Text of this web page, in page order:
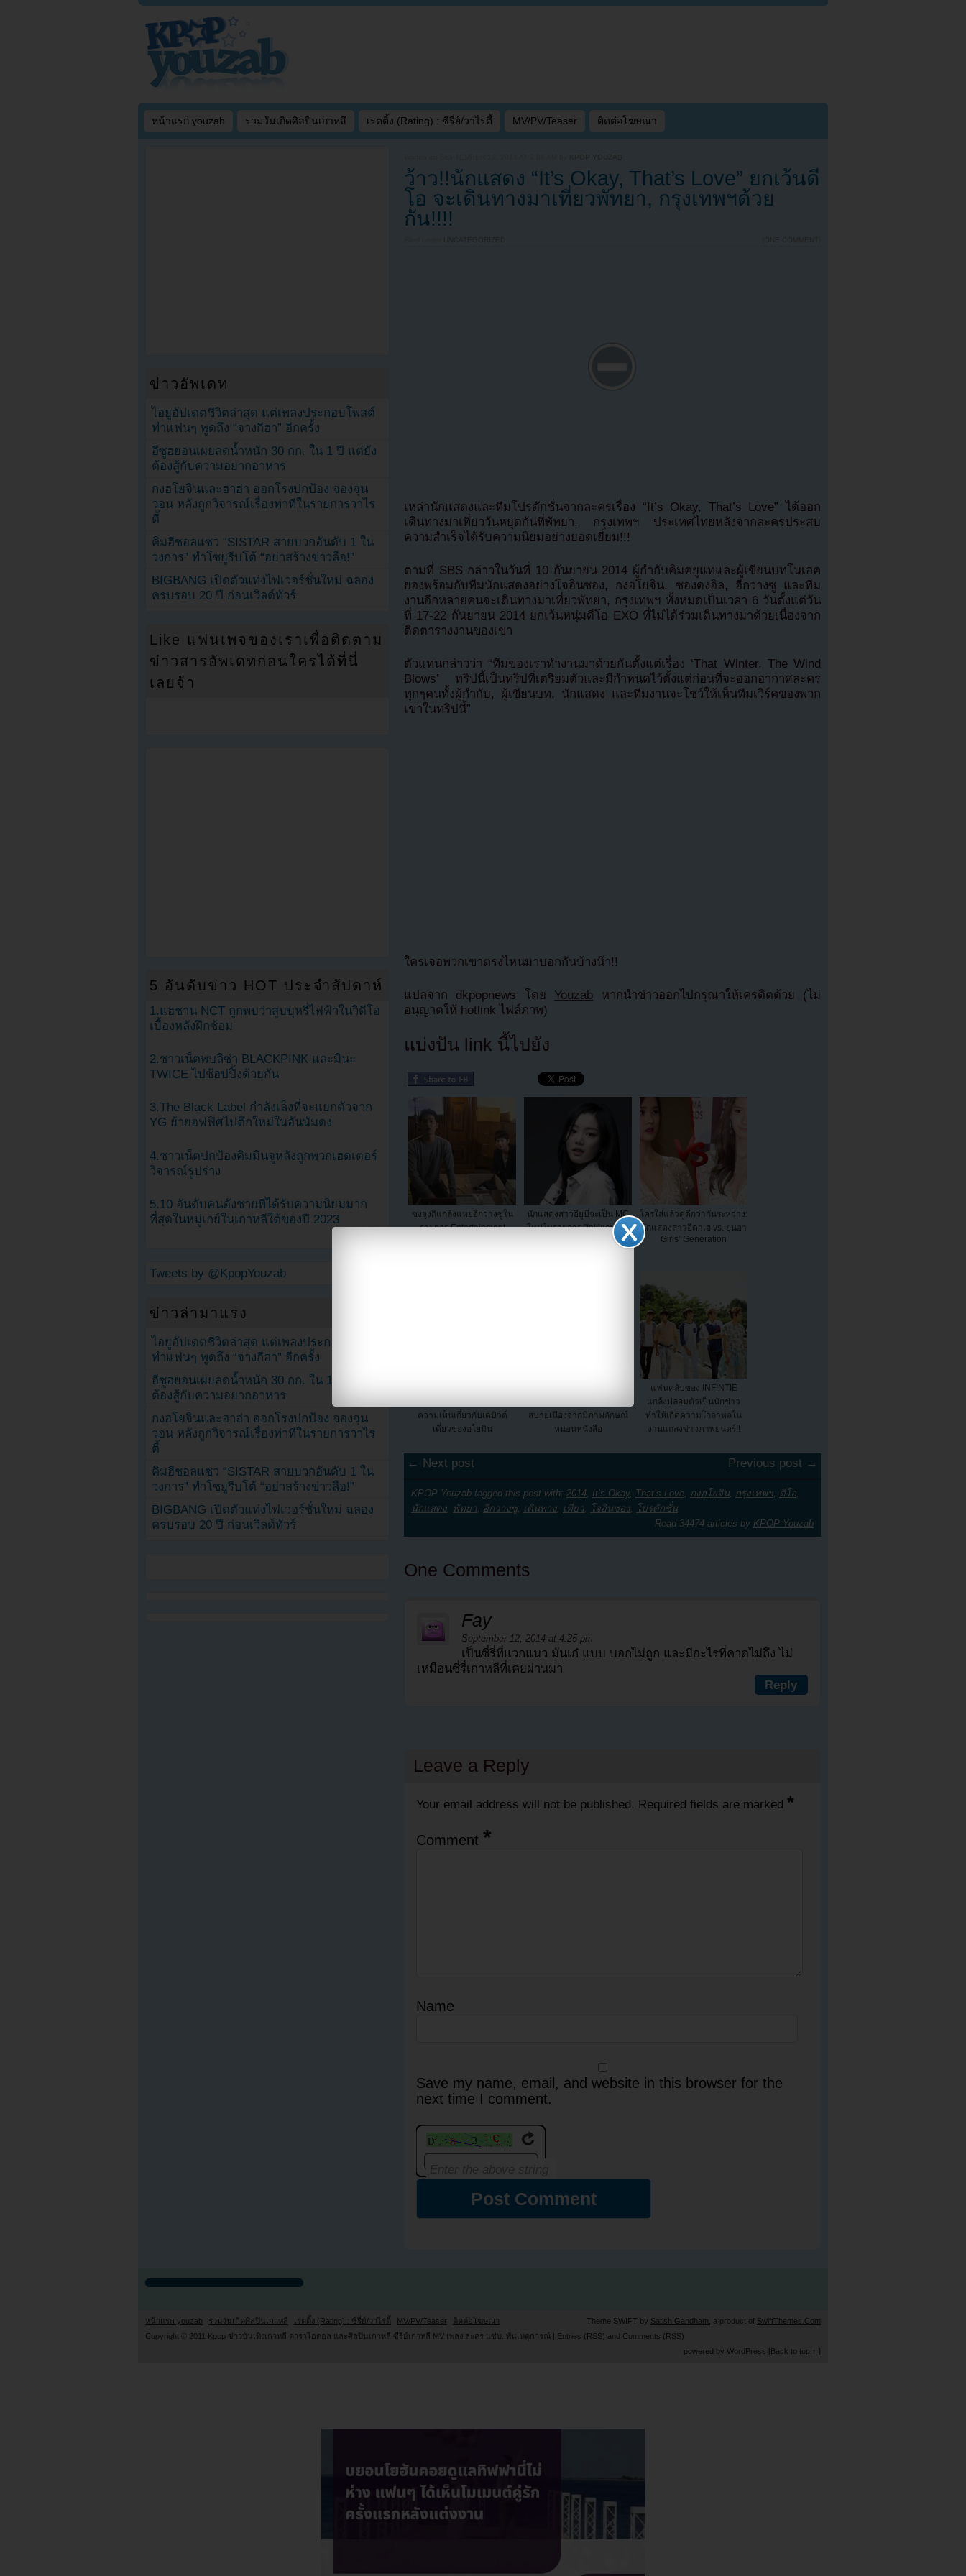
หน้าแรก youzab รวมวันเกิดศิลปินเกาหลี เรตติ้ง (Rating) : ซีรี่ย์/วาไรตี้ MV/PV/Teaser ติดต่อโฆษณา
KPOP YOUZAB
ว้าว!!นักแสดง “It’s Okay, That’s Love” ยกเว้นดี
โอ จะเดินทางมาเที่ยวพัทยา, กรุงเทพฯด้วย
กัน!!!!
UNCATEGORIZED ONE COMMENT
เหล่านักแสดงและทีมโปรดักชั่นจากละครเรื่อง “It’s Okay, That’s Love” ได้ออก
เดินทางมาเที่ยววันหยุดกันที่พัทยา, กรุงเทพฯ ประเทศไทยหลังจากละครประสบ
ความสำเร็จได้รับความนิยมอย่างยอดเยี่ยม!!!
ตามที่ SBS กล่าวในวันที่ 10 กันยายน 2014 ผู้กำกับคิมคยูแทและผู้เขียนบทโนเฮค
ยองพร้อมกับทีมนักแสดงอย่างโจอินซอง, กงฮโยจิน, ซองดงอิล, อีกวางซู และทีม
งานอีกหลายคนจะเดินทางมาเที่ยวพัทยา, กรุงเทพฯ ทั้งหมดเป็นเวลา 6 วันตั้งแต่วัน
ที่ 17-22 กันยายน 2014 ยกเว้นหนุ่มดีโอ EXO ที่ไม่ได้ร่วมเดินทางมาด้วยเนื่องจาก
ติดตารางงานของเขา
ตัวแทนกล่าวว่า “ทีมของเราทำงานมาด้วยกันตั้งแต่เรื่อง ‘That Winter, The Wind
Blows’ ทริปนี้เป็นทริปที่เตรียมตัวและมีกำหนดไว้ตั้งแต่ก่อนที่จะออกอากาศละคร
ทุกๆคนทั้งผู้กำกับ, ผู้เขียนบท, นักแสดง และทีมงานจะโชว์ให้เห็นทีมเวิร์คของพวก
เขาในทริปนี้”
ใครเจอพวกเขาตรงไหนมาบอกกันบ้างน๊า!!
แปลจาก dkpopnews โดย Youzab หากนำข่าวออกไปกรุณาให้เครดิตด้วย (ไม่
อนุญาตให้ hotlink ไฟล์ภาพ)
แบ่งปัน link นี้ไปยัง
ซงจุงกิแกล้งแหย่อีกวางซูใน
รายการ Entertainment
นักแสดงสาวอียูบีจะเป็น MC
ใหม่ในรายการ "Inkigayo" +
อีฮยอนอูและมินอาออกแล้ว
ใครใส่แล้วดูดีกว่ากันระหว่าง:
นักแสดงสาวอีดาเฮ vs. ยุนอา
Girls’ Generation
ความเห็นเกี่ยวกับเดบิวต์
เดี่ยวของฮโยมิน
สบายเนื่องจากมีภาพลักษณ์
หนอนหนังสือ
แฟนคลับของ INFINTIE
แกล้งปลอมตัวเป็นนักข่าว
ทำให้เกิดความโกลาหลใน
งานแถลงข่าวภาพยนตร์!!
← Next post Previous post →
KPOP Youzab tagged this post with: 2014, It’s Okay, That’s Love, กงฮโยจิน, กรุงเทพฯ, ดีโอ,
นักแสดง, พัทยา, อีกวางซู, เดินทาง, เที่ยว, โจอินซอง, โปรดักชั่น
Read 34474 articles by KPOP Youzab
One Comments
Fay
September 12, 2014 at 4:25 pm
เป็นซี่รี่ที่แวกแนว มันเก๋ แบบ บอกไม่ถูก และมีอะไรที่คาดไม่ถึง ไม่
เหมือนซี่รี่เกาหลีที่เคยผ่านมา
Reply
Leave a Reply
Your email address will not be published. Required fields are marked *
Comment *
Name
Save my name, email, and website in this browser for the
next time I comment.
ข่าวอัพเดท
ไอยูอัปเดตชีวิตล่าสุด แต่เพลงประกอบโพสต์
ทำแฟนๆ พูดถึง “จางกีฮา” อีกครั้ง
อีซูฮยอนเผยลดน้ำหนัก 30 กก. ใน 1 ปี แต่ยัง
ต้องสู้กับความอยากอาหาร
กงฮโยจินและฮาฮ่า ออกโรงปกป้อง จองจุน
วอน หลังถูกวิจารณ์เรื่องท่าทีในรายการวาไร
ตี้
คิมฮีชอลแซว “SISTAR สายบวกอันดับ 1 ใน
วงการ” ทำโซยูรีบโต้ “อย่าสร้างข่าวลือ!”
BIGBANG เปิดตัวแท่งไฟเวอร์ชั่นใหม่ ฉลอง
ครบรอบ 20 ปี ก่อนเวิลด์ทัวร์
Like แฟนเพจของเราเพื่อติดตาม
ข่าวสารอัพเดทก่อนใครได้ที่นี่
เลยจ้า
5 อันดับข่าว HOT ประจำสัปดาห์
1.แฮชาน NCT ถูกพบว่าสูบบุหรี่ไฟฟ้าในวิดีโอ
เบื้องหลังฝึกซ้อม
2.ชาวเน็ตพบลิซ่า BLACKPINK และมินะ
TWICE ไปช้อปปิ้งด้วยกัน
3.The Black Label กำลังเล็งที่จะแยกตัวจาก
YG ย้ายอฟฟิศไปตึกใหม่ในฮันนัมดง
4.ชาวเน็ตปกป้องคิมมินจูหลังถูกพวกเฮดเตอร์
วิจารณ์รูปร่าง
5.10 อันดับคนดังชายที่ได้รับความนิยมมาก
ที่สุดในหมู่เกย์ในเกาหลีใต้ของปี 2023
Tweets by @KpopYouzab
ข่าวล่ามาแรง
ไอยูอัปเดตชีวิตล่าสุด แต่เพลงประกอบโพสต์
ทำแฟนๆ พูดถึง “จางกีฮา” อีกครั้ง
อีซูฮยอนเผยลดน้ำหนัก 30 กก. ใน 1 ปี แต่ยัง
ต้องสู้กับความอยากอาหาร
กงฮโยจินและฮาฮ่า ออกโรงปกป้อง จองจุน
วอน หลังถูกวิจารณ์เรื่องท่าทีในรายการวาไร
ตี้
คิมฮีชอลแซว “SISTAR สายบวกอันดับ 1 ใน
วงการ” ทำโซยูรีบโต้ “อย่าสร้างข่าวลือ!”
BIGBANG เปิดตัวแท่งไฟเวอร์ชั่นใหม่ ฉลอง
ครบรอบ 20 ปี ก่อนเวิลด์ทัวร์
หน้าแรก youzab รวมวันเกิดศิลปินเกาหลี เรตติ้ง (Rating) : ซีรี่ย์/วาไรตี้ MV/PV/Teaser ติดต่อโฆษณา Theme SWIFT by Satish Gandham, a product of SwiftThemes.Com
Copyright © 2011 Kpop ข่าวบันเทิงเกาหลี ดาราไอดอล และศิลปินเกาหลี ซีรี่ย์เกาหลี MV เพลง ละคร แซ่บ..ทันเหตุการณ์ Entries (RSS) and Comments (RSS)
powered by WordPress [Back to top ↑ ]